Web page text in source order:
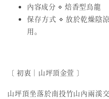
內容成分 ⋄ 焙香型烏龍
保存方式 ⋄ 放於乾燥陰
用。
〔 初衷︱山坪頂金萱 〕
山坪頂坐落於南投竹山內兩溪